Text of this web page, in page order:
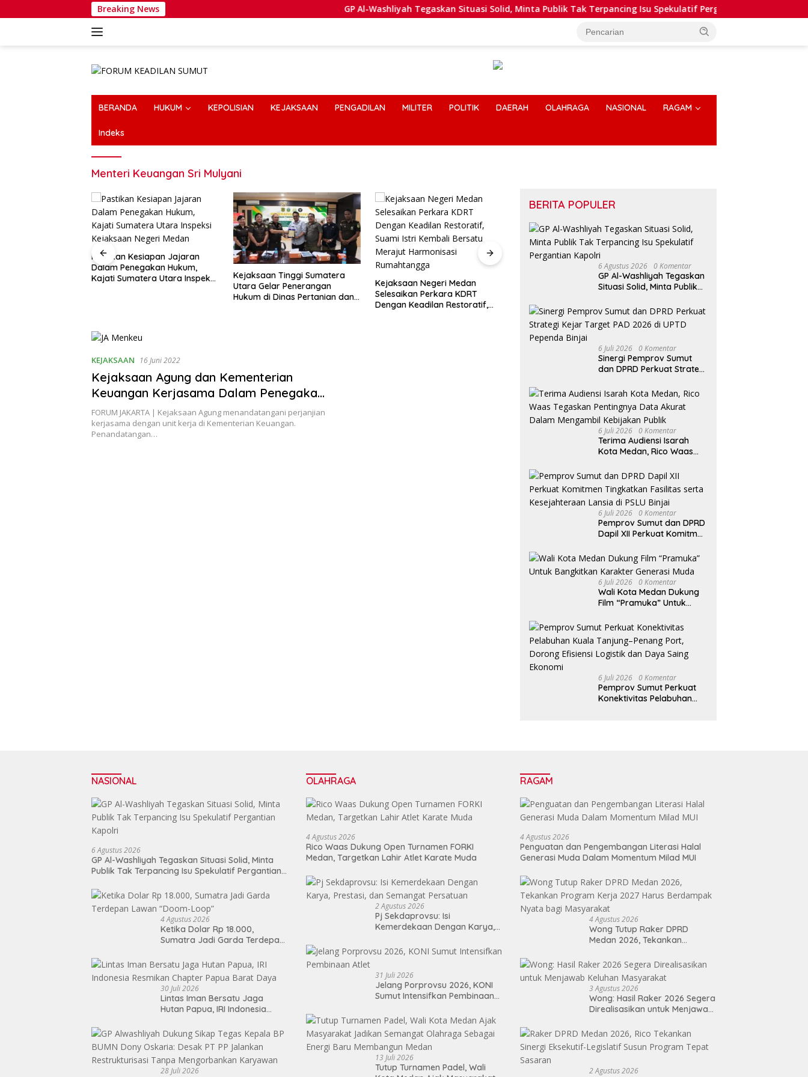
ke
Breaking News GP Al-Washliyah Tegaskan Situasi Solid, Minta Publik Tak Terpancing Isu Spekulatif Pergantian Kapolri
BERANDA HUKUM KEPOLISIAN KEJAKSAAN PENGADILAN MILITER POLITIK DAERAH OLAHRAGA NASIONAL RAGAM
Indeks
Menteri Keuangan Sri Mulyani
Pastikan Kesiapan Jajaran
Dalam Penegakan Hukum,
Kajati Sumatera Utara Inspeksi
Kejaksaan Tinggi Sumatera
Utara Gelar Penerangan
Hukum di Dinas Pertanian dan
Kejaksaan Negeri Medan
Selesaikan Perkara KDRT
Dengan Keadilan Restoratif,
Hakim Tipikor Medan Soroti UU
Penyesuaian Pidana, JPU
Uang Hendra
Kajati Sumatera Utara Terima
Peraturan Daerah DPRD Sumut
KEJAKSAAN 16 Juni 2022
Kejaksaan Agung dan Kementerian
Keuangan Kerjasama Dalam Penegakan
Hukum
FORUM JAKARTA | Kejaksaan Agung menandatangani perjanjian
kerjasama dengan unit kerja di Kementerian Keuangan.
Penandatangan…
BERITA POPULER
6 Agustus 2026 0 Komentar
GP Al-Washliyah Tegaskan
Situasi Solid, Minta Publik
Spekulatif Pergantian
Kapolri
6 Juli 2026 0 Komentar
Sinergi Pemprov Sumut
dan DPRD Perkuat Strategi
UPTD Pependa Binjai
6 Juli 2026 0 Komentar
Terima Audiensi Isarah
Kota Medan, Rico Waas
Akurat Dalam Mengambil
Kebijakan Publik
6 Juli 2026 0 Komentar
Pemprov Sumut dan DPRD
Dapil XII Perkuat Komitmen
Kesejahteraan Lansia di
PSLU Binjai
6 Juli 2026 0 Komentar
Wali Kota Medan Dukung
Film “Pramuka” Untuk
Generasi Muda
6 Juli 2026 0 Komentar
Pemprov Sumut Perkuat
Konektivitas Pelabuhan
NASIONAL
6 Agustus 2026
GP Al-Washliyah Tegaskan Situasi Solid, Minta
Publik Tak Terpancing Isu Spekulatif Pergantian
4 Agustus 2026
Ketika Dolar Rp 18.000,
Sumatra Jadi Garda Terdepan
30 Juli 2026
Lintas Iman Bersatu Jaga
Hutan Papua, IRI Indonesia
Barat Daya
28 Juli 2026
OLAHRAGA
4 Agustus 2026
Rico Waas Dukung Open Turnamen FORKI
Medan, Targetkan Lahir Atlet Karate Muda
2 Agustus 2026
Pj Sekdaprovsu: Isi
Kemerdekaan Dengan Karya,
Persatuan
31 Juli 2026
Jelang Porprovsu 2026, KONI
Sumut Intensifkan Pembinaan
13 Juli 2026
Tutup Turnamen Padel, Wali
RAGAM
4 Agustus 2026
Penguatan dan Pengembangan Literasi Halal
Generasi Muda Dalam Momentum Milad MUI
4 Agustus 2026
Wong Tutup Raker DPRD
Medan 2026, Tekankan
Berdampak Nyata bagi
Masyarakat
3 Agustus 2026
Wong: Hasil Raker 2026 Segera
Direalisasikan untuk Menjawab
2 Agustus 2026